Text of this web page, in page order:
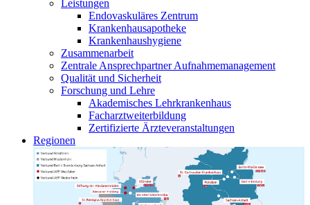
Leistungen
Endovaskuläres Zentrum
Krankenhausapotheke
Krankenhaushygiene
Zusammenarbeit
Zentrale Ansprechpartner Aufnahmemanagement
Qualität und Sicherheit
Forschung und Lehre
Akademisches Lehrkrankenhaus
Facharztweiterbildung
Zertifizierte Ärzteveranstaltungen
Regionen